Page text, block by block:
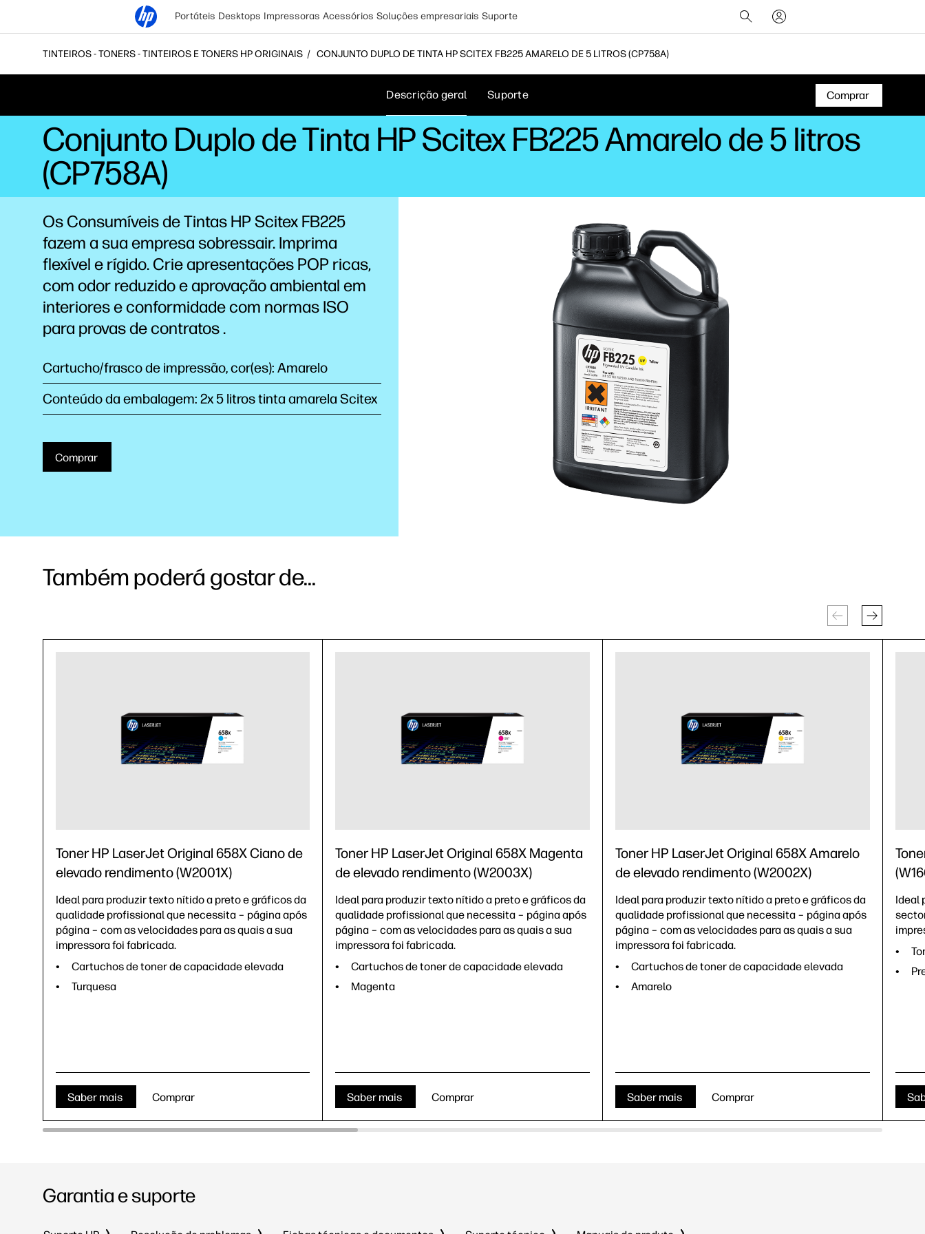
Portáteis Desktops Impressoras Acessórios Soluções empresariais Suporte
TINTEIROS - TONERS - TINTEIROS E TONERS HP ORIGINAIS CONJUNTO DUPLO DE TINTA HP SCITEX FB225 AMARELO DE 5 LITROS (CP758A)
Descrição geral Suporte Comprar
Conjunto Duplo de Tinta HP Scitex FB225 Amarelo de 5 litros
(CP758A)
Os Consumíveis de Tintas HP Scitex FB225
fazem a sua empresa sobressair. Imprima
flexível e rígido. Crie apresentações POP ricas,
com odor reduzidoe aprovação ambiental em
interiorese conformidade com normas ISO
para provas decontratos.
Cartucho/frasco de impressão, cor(es): Amarelo
Conteúdo da embalagem: 2x 5 litros tinta amarela Scitex
Comprar
Também poderá gostar de...
Toner HP LaserJet Original 658X Ciano de
elevado rendimento (W2001X)
Ideal para produzir texto nítido a preto e gráficos da
qualidade profissional que necessita – página após
página – com as velocidades para as quais a sua
impressora foi fabricada.
Cartuchos de toner de capacidade elevada
Turquesa
Saber mais Comprar
Toner HP LaserJet Original 658X Magenta
de elevado rendimento (W2003X)
Ideal para produzir texto nítido a preto e gráficos da
qualidade profissional que necessita – página após
página – com as velocidades para as quais a sua
impressora foi fabricada.
Cartuchos de toner de capacidade elevada
Magenta
Saber mais Comprar
Toner HP LaserJet Original 658X Amarelo
de elevado rendimento (W2002X)
Ideal para produzir texto nítido a preto e gráficos da
qualidade profissional que necessita – página após
página – com as velocidades para as quais a sua
impressora foi fabricada.
Cartuchos de toner de capacidade elevada
Amarelo
Saber mais Comprar
Ideal
Garantia e suporte